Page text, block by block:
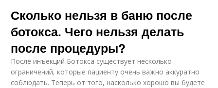
Сколько нельзя в баню после
ботокса. Чего нельзя делать
после процедуры?
После инъекций Ботокса существует несколько
ограничений, которые пациенту очень важно аккуратно
соблюдать. Теперь от того, насколько хорошо вы будете